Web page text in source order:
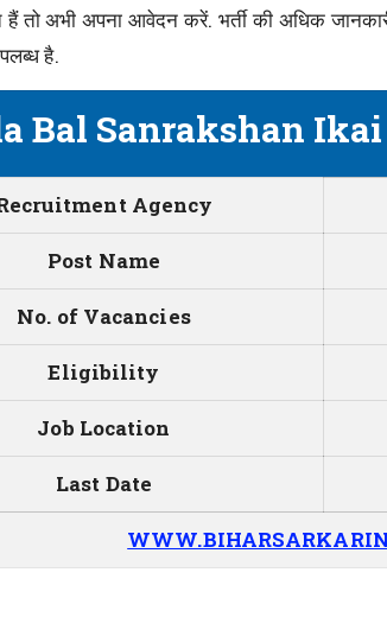
हैं तो अभी अपना आवेदन करें. भर्ती की अधिक
है.
Bal Sanrakshan
Agency
Post Name
No. of Vacancies
Eligibility
Job Location
Last Date